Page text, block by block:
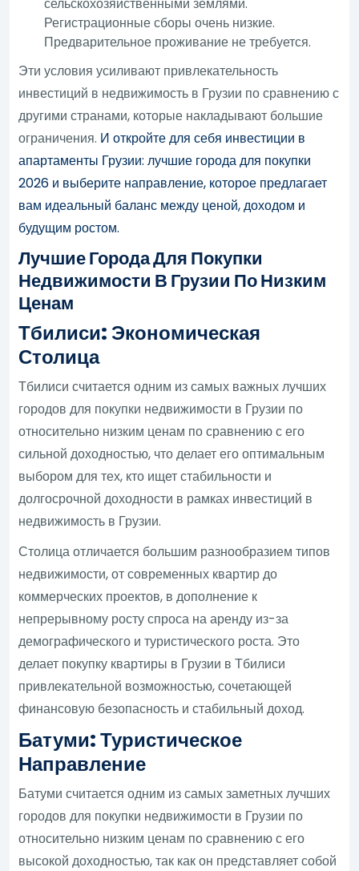
Регистрационные сборы очень низкие.
Предварительное проживание не требуется.
Эти условия усиливают привлекательность
инвестиций в недвижимость в Грузии по сравнению с
другими странами, которые накладывают большие
ограничения. И откройте для себя инвестиции в
апартаменты Грузии: лучшие города для покупки
2026 и выберите направление, которое предлагает
вам идеальный баланс между ценой, доходом и
будущим ростом.
Лучшие Города Для Покупки
Недвижимости В Грузии По Низким
Ценам
Тбилиси: Экономическая
Столица
Тбилиси считается одним из самых важных лучших
городов для покупки недвижимости в Грузии по
относительно низким ценам по сравнению с его
сильной доходностью, что делает его оптимальным
выбором для тех, кто ищет стабильности и
долгосрочной доходности в рамках инвестиций в
недвижимость в Грузии.
Столица отличается большим разнообразием типов
недвижимости, от современных квартир до
коммерческих проектов, в дополнение к
непрерывному росту спроса на аренду из-за
демографического и туристического роста. Это
делает покупку квартиры в Грузии в Тбилиси
привлекательной возможностью, сочетающей
финансовую безопасность и стабильный доход.
Батуми: Туристическое
Направление
Батуми считается одним из самых заметных лучших
городов для покупки недвижимости в Грузии по
относительно низким ценам по сравнению с его
высокой доходностью, так как он представляет собой